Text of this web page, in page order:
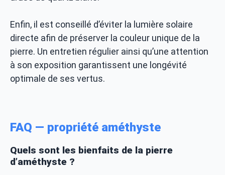
Enfin, il est conseillé d’éviter la lumière solaire
directe afin de préserver la couleur unique de la
pierre. Un entretien régulier ainsi qu’une attention
à son exposition garantissent une longévité
optimale de ses vertus.
FAQ — propriété améthyste
Quels sont les bienfaits de la pierre
d’améthyste ?